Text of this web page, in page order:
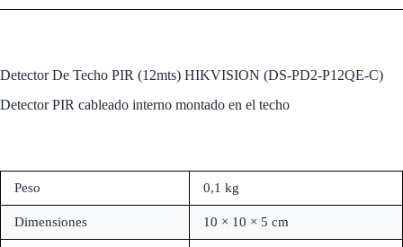
Detector De Techo PIR (12mts) HIKVISION (DS-PD2-P12QE-C)
Detector PIR cableado interno montado en el techo
Peso 0,1 kg
Dimensiones 10 × 10 × 5 cm